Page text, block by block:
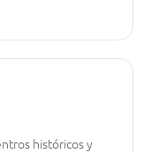
históricos y